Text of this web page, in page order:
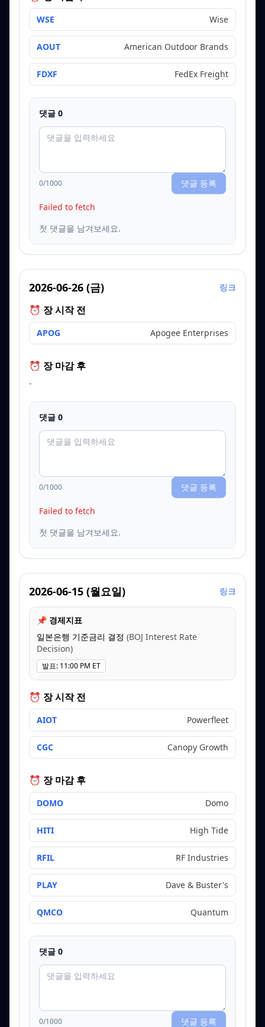
WSE Wise
AOUT American Outdoor Brands
FDXF FedEx Freight
댓글 0
0/1000 댓글 등록
Failed to fetch
첫 댓글을 남겨보세요.
2026-06-26 (금) 링크
⏰ 장 시작 전
APOG Apogee Enterprises
⏰ 장 마감 후
-
댓글 0
0/1000 댓글 등록
Failed to fetch
첫 댓글을 남겨보세요.
2026-06-15 (월요일) 링크
📌 경제지표
일본은행 기준금리 결정 (BOJ Interest Rate
Decision)
발표: 11:00 PM ET
⏰ 장 시작 전
AIOT Powerfleet
CGC Canopy Growth
⏰ 장 마감 후
DOMO Domo
HITI High Tide
RFIL RF Industries
PLAY Dave & Buster's
QMCO Quantum
댓글 0
0/1000 댓글 등록